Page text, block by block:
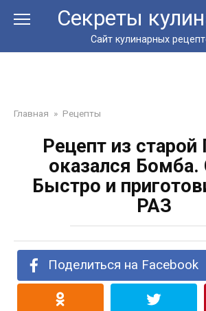
Секреты
Сайт кулинарных
Главная » Рецепты
Рецепт из старой
оказался Бомба.
Быстро и
РАЗ
Поделиться на Facebook